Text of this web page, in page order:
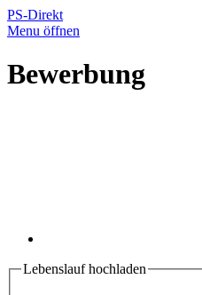
PS-Direkt
Menu öffnen
Bewerbung
Lebenslauf hochladen